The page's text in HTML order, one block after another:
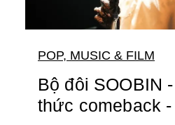
POP, MUSIC & FILM
Bộ đôi SOOBIN
thức comeback